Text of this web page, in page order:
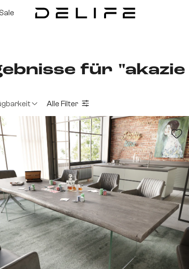
Sale
für "akazie
Alle Filter